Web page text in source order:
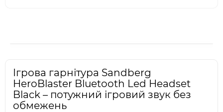
Ігрова гарнітура Sandberg
HeroBlaster Bluetooth Led Headset
Black – потужний ігровий звук без
обмежень